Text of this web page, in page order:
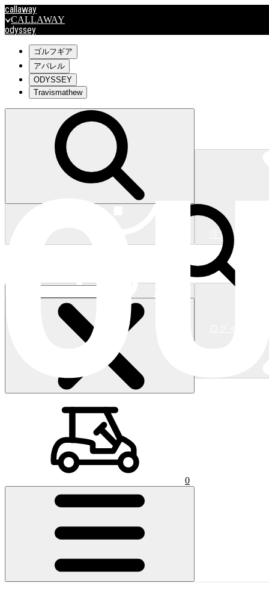
callaway
CALLAWAY
odyssey
travismathew
outlet
キャロウェイアパレルはこちら>>>
注文状況
ショッピングカート (0
ゴルフギア
アパレル
ODYSSEY
Travismathew
0